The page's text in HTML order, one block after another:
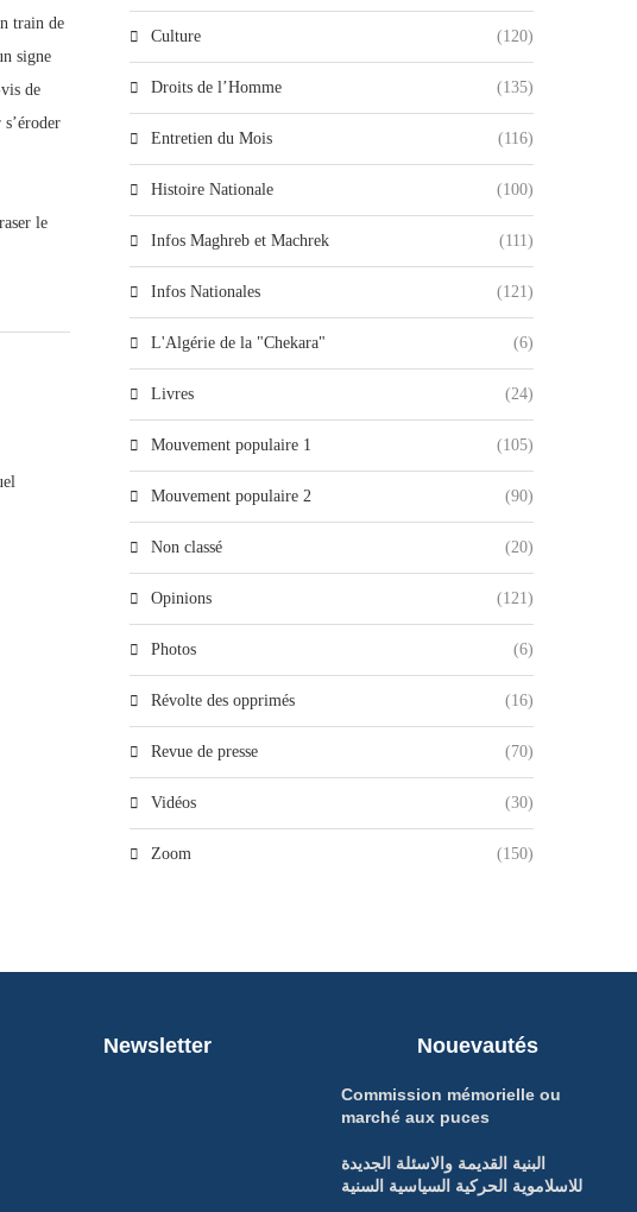
train de
signe
de
le
Culture (120)
Droits de l’Homme (135)
Entretien du Mois (116)
Histoire Nationale (100)
Infos Maghreb et Machrek (111)
Infos Nationales (121)
L'Algérie de la "Chekara" (6)
Livres (24)
Mouvement populaire 1 (105)
Mouvement populaire 2 (90)
Non classé (20)
Opinions (121)
Photos (6)
Révolte des opprimés (16)
Revue de presse (70)
Vidéos (30)
Zoom (150)
Newsletter Nouevautés
Commission mémorielle ou
marché aux puces
البنية القديمة والاسئلة الجديدة
للاسلاموية الحركية السياسية السنية